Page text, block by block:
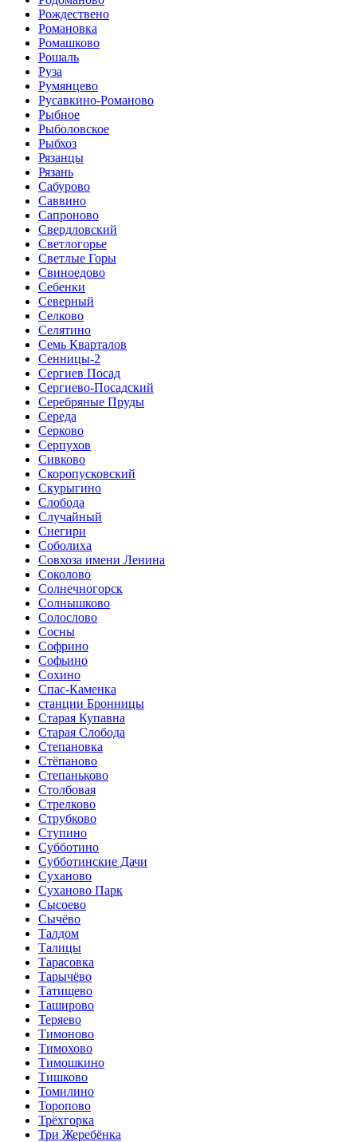
Рождествено
Романовка
Ромашково
Рошаль
Руза
Румянцево
Русавкино-Романово
Рыбное
Рыболовское
Рыбхоз
Рязанцы
Рязань
Сабурово
Саввино
Сапроново
Свердловский
Светлогорье
Светлые Горы
Свиноедово
Себенки
Северный
Селково
Селятино
Семь Кварталов
Сенницы-2
Сергиев Посад
Сергиево-Посадский
Серебряные Пруды
Середа
Серково
Серпухов
Сивково
Скоропусковский
Скурыгино
Слобода
Случайный
Снегири
Соболиха
Совхоза имени Ленина
Соколово
Солнечногорск
Солнышково
Солослово
Сосны
Софрино
Софьино
Сохино
Спас-Каменка
станции Бронницы
Старая Купавна
Старая Слобода
Степановка
Стёпаново
Степаньково
Столбовая
Стрелково
Струбково
Ступино
Субботино
Субботинские Дачи
Суханово
Суханово Парк
Сысоево
Сычёво
Талдом
Талицы
Тарасовка
Тарычёво
Татищево
Таширово
Теряево
Тимоново
Тимохово
Тимошкино
Тишково
Томилино
Торопово
Трёхгорка
Три Жеребёнка